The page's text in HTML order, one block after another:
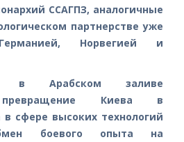
ССАГПЗ, аналогичные
партнерстве уже
Норвегией и
в Арабском заливе
превращение Киева в
в сфере высоких технологий
боевого опыта на